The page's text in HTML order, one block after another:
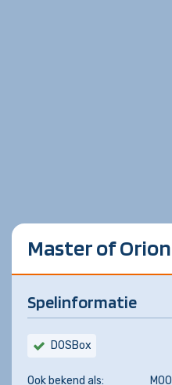
Master of Orion
Spelinformatie
DOSBox
Ook bekend als: MOO